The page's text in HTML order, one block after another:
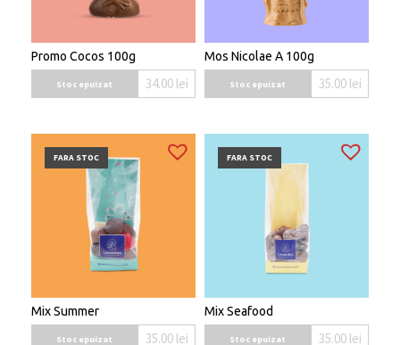
Promo Cocos 100g
Stoc epuizat 34.00 lei
Mos Nicolae A 100g
Stoc epuizat 35.00 lei
FARA STOC
Mix Summer
Stoc epuizat 35.00 lei
FARA STOC
Mix Seafood
Stoc epuizat 35.00 lei